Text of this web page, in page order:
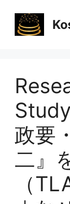
政要
二』
（